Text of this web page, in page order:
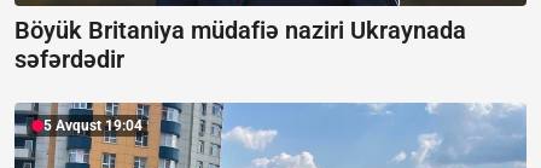
Böyük Britaniya müdafiə naziri Ukraynada
səfərdədir
5 Avqust 19:04